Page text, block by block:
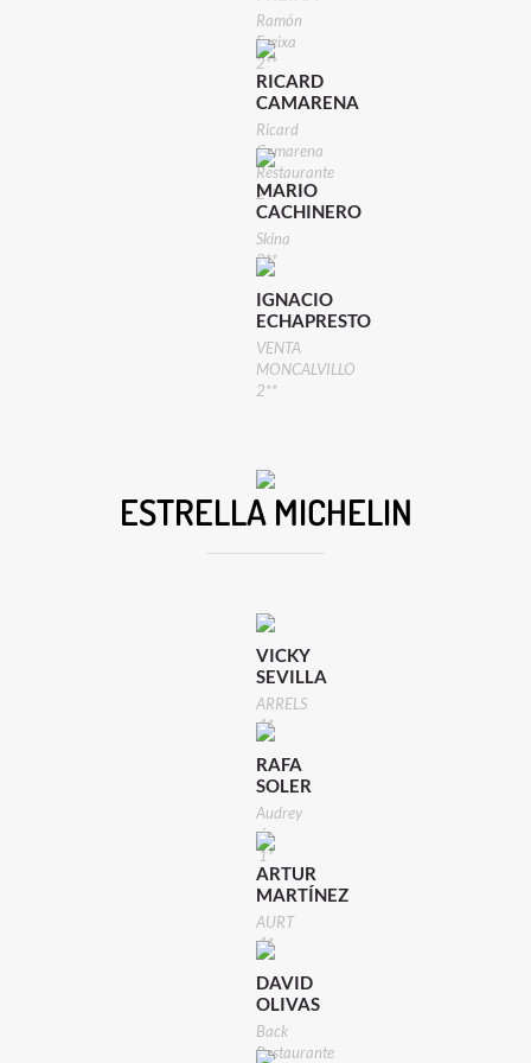
Ramón
Freixa
2**
RICARD
CAMARENA
Ricard
Camarena
Restaurante
2**
MARIO
CACHINERO
Skina
2**
IGNACIO
ECHAPRESTO
VENTA
MONCALVILLO
2**
ESTRELLA MICHELIN
VICKY
SEVILLA
ARRELS
1*
RAFA
SOLER
Audrey
´s
1*
ARTUR
MARTÍNEZ
AURT
1*
DAVID
OLIVAS
Back
Restaurante